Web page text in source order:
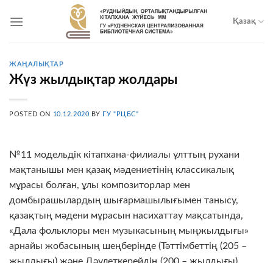
Қазақ
ЖАҢАЛЫҚТАР
Жүз жылдықтар жолдары
POSTED ON 10.12.2020 BY ГУ "РЦБС"
№11 модельдік кітапхана-филиалы ұлттың рухани
мақтанышы мен қазақ мәдениетінің классикалық
мұрасы болған, ұлы композиторлар мен
домбырашылардың шығармашылығымен танысу,
қазақтың мәдени мұрасын насихаттау мақсатында,
«Дала фольклоры мен музыкасының мыңжылдығы»
арнайы жобасының шеңберінде (Тәттімбеттің (205 –
жылдығы) және Дәулеткерейдің (200 – жылдығы)